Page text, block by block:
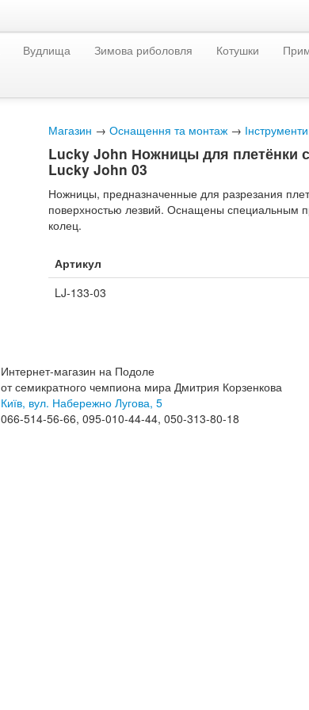
Вудлища Зимова риболовля Котушки
Магазин → Оснащення та монтаж → Інструменти
Lucky John Ножницы для плетёнки
Lucky John 03
Ножницы, предназначенные для разрезания
поверхностью лезвий. Оснащены специальным
колец.
Артикул
LJ-133-03
Интернет-магазин на Подоле
от семикратного чемпиона мира Дмитрия Корзенкова
Київ, вул. Набережно Лугова, 5
066-514-56-66, 095-010-44-44, 050-313-80-18